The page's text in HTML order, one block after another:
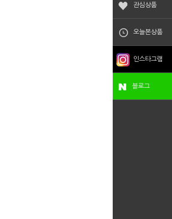
관심상품
오늘본상품
인스타그램
블로그